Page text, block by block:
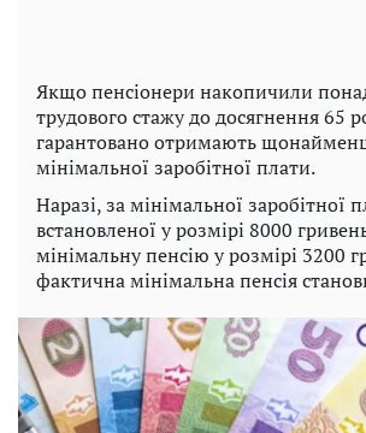
Якщо пенсіонери накопичили
трудового стажу до досягнення 65
гарантовано отримають
мінімальної заробітної плати.
Наразі, за мінімальної заробітної
встановленої у розмірі 8000
мінімальну пенсію у розмірі 3200
фактична мінімальна пенсія